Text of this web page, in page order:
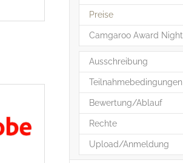
Preise(current)
Camgaroo Award Night
Ausschreibung
Teilnahmebedingungen
Bewertung/Ablauf
Rechte
Upload/Anmeldung